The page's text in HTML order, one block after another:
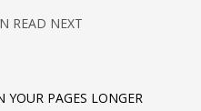
READ NEXT
YOUR PAGES LONGER